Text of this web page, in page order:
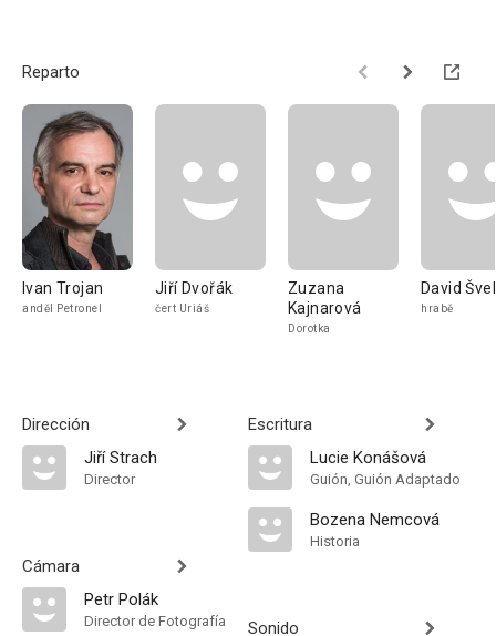
Reparto
Ivan Trojan
anděl Petronel
Jiří Dvořák
čert Uriáš
Zuzana
Kajnarová
Dorotka
David
hrabě
Dirección
Jiří Strach
Director
Cámara
Petr Polák
Director de Fotografía
Escritura
Lucie Konášová
Guión, Guión Adaptado
Bozena Nemcová
Historia
Sonido